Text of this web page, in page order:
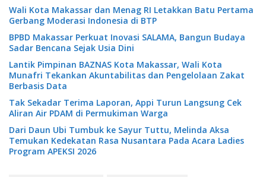
Wali Kota Makassar dan Menag RI Letakkan Batu Pertama
Gerbang Moderasi Indonesia di BTP
BPBD Makassar Perkuat Inovasi SALAMA, Bangun Budaya
Sadar Bencana Sejak Usia Dini
Lantik Pimpinan BAZNAS Kota Makassar, Wali Kota
Munafri Tekankan Akuntabilitas dan Pengelolaan Zakat
Berbasis Data
Tak Sekadar Terima Laporan, Appi Turun Langsung Cek
Aliran Air PDAM di Permukiman Warga
Dari Daun Ubi Tumbuk ke Sayur Tuttu, Melinda Aksa
Temukan Kedekatan Rasa Nusantara Pada Acara Ladies
Program APEKSI 2026